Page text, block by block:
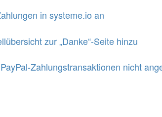
in systeme.io an
zur „Danke“-Seite hinzu
Zahlungstransaktionen nicht